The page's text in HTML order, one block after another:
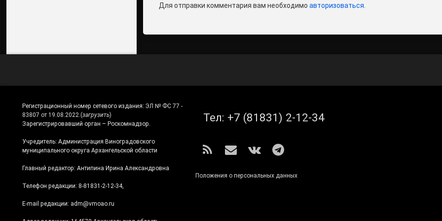
Для отправки комментария вам необходимоавторизоваться
Регистрационный номер сетевого издания: ЭЛ № ФС 77 -
83807 от 19.08.2022.(загрузить)
Зарегистрировавший орган – Роскомнадзор.
Учредитель: Администрация Виноградовского
муниципального округа Архангельской области
Главный редактор: Антипина Ирина Александровна
Телефон редакции: 8-81831-2-12-34,
E-mail редакции: adm@vmoao.ru
Тел: +7 (81831) 2-12-34
RSS E-mailВКонтакте
Telegram
Положения о персональных данных